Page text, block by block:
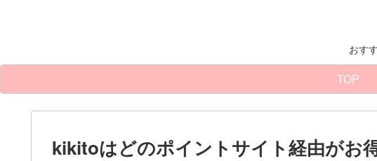
おす
TOP
kikitoはどのポイントサイト経由がお